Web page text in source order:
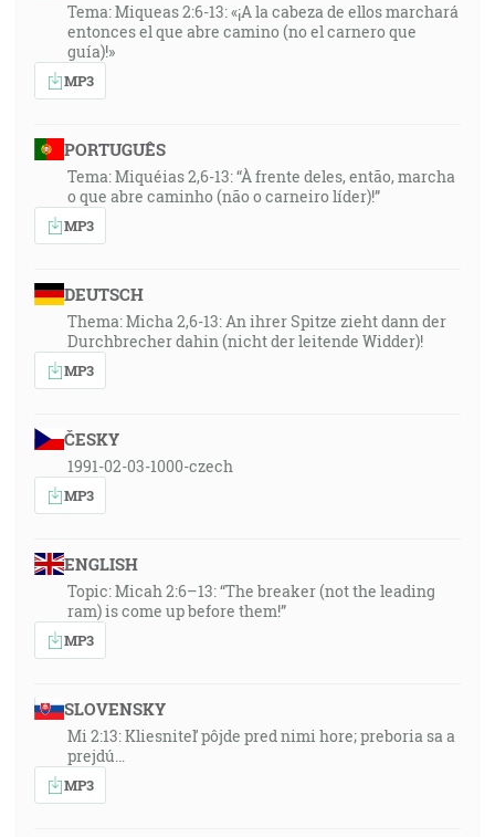
Tema: Miqueas 2:6-13: «¡A la cabeza de ellos marchará
entonces el que abre camino (no el carnero que
guía)!»
MP3
PORTUGUÊS
Tema: Miquéias 2,6-13: “À frente deles, então, marcha
o que abre caminho (não o carneiro líder)!”
MP3
DEUTSCH
Thema: Micha 2,6-13: An ihrer Spitze zieht dann der
Durchbrecher dahin (nicht der leitende Widder)!
MP3
ČESKY
1991-02-03-1000-czech
MP3
ENGLISH
Topic: Micah 2:6–13: “The breaker (not the leading
ram) is come up before them!”
MP3
SLOVENSKY
Mi 2:13: Kliesniteľ pôjde pred nimi hore; preboria sa a
prejdú…
MP3